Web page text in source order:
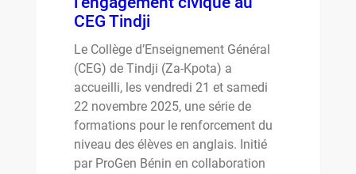
CEG Tindji
Le Collège d’Enseignement Général
(CEG) de Tindji (Za-Kpota) a
accueilli, les vendredi 21 et samedi
22 novembre 2025, une série de
formations pour le renforcement du
niveau des élèves en anglais. Initié
par ProGen Bénin en collaboration